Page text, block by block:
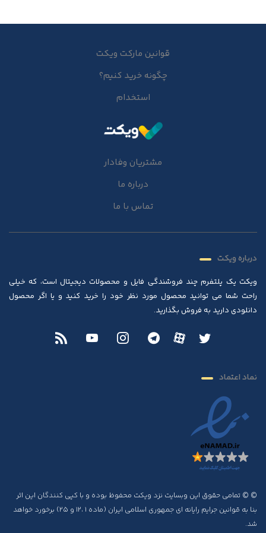
قوانین مارکت ویکت
چگونه خرید کنیم؟
استخدام
مشتریان وفادار
درباره ما
تماس با ما
درباره ویکت
ویکت یک پلتفرم چند فروشندگی فایل و محصولات دیجیتال است، که خیلی
راحت شما می توانید محصول مورد نظر خود را خرید کنید و یا اگر محصول
دانلودی دارید به فروش بگذارید.
نماد اعتماد
© © تمامی حقوق این وبسایت نزد ویکت محفوظ بوده و با کپی کنندگان این اثر
بنا به قوانین جرایم رایانه ای جمهوری اسلامی ایران (ماده ۱ ،۱۲ و ۲۵) برخورد خواهد
شد.